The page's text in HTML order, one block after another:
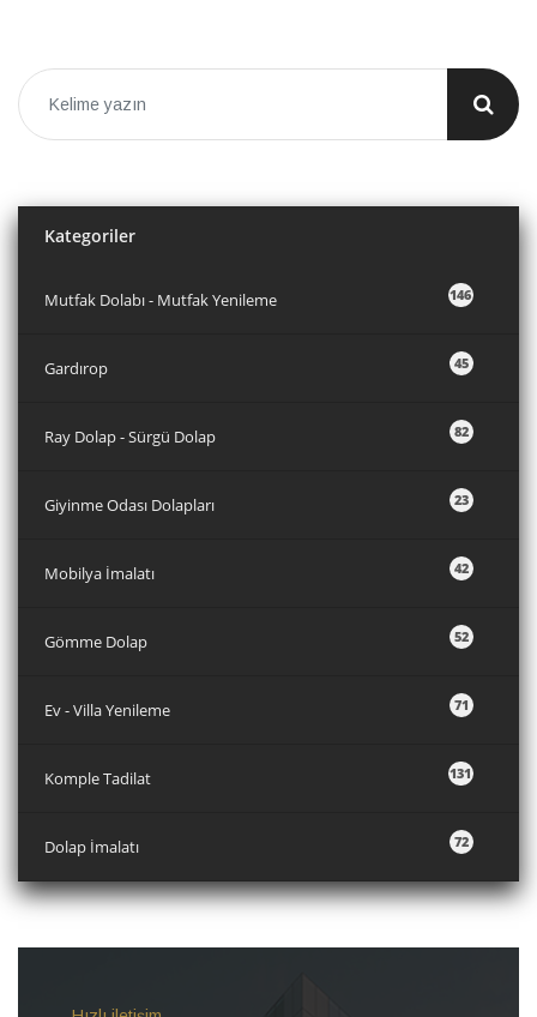
Kategoriler
146
Mutfak Dolabı - Mutfak Yenileme
45
Gardırop
82
Ray Dolap - Sürgü Dolap
23
Giyinme Odası Dolapları
42
Mobilya İmalatı
52
Gömme Dolap
71
Ev - Villa Yenileme
131
Komple Tadilat
72
Dolap İmalatı